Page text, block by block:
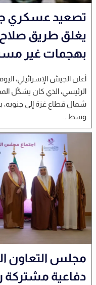
تصعيد عسكري
يغلق طريق صلاح
بهجمات غير
أعلن الجيش الإسرائيلي،
الرئيسي، الذي كان يشكّل
شمال قطاع غزة إلى جنوبه،
وسط...
دفاعية مشتركة